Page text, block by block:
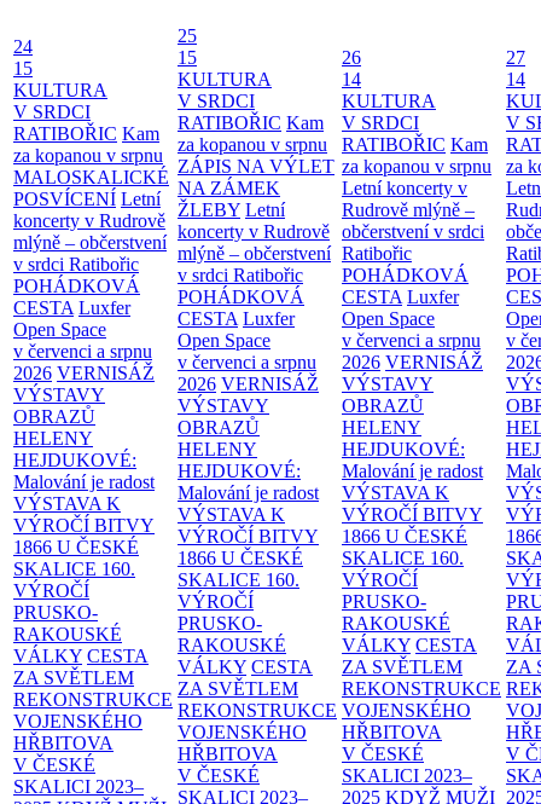
24
15
KULTURA
V SRDCI
RATIBOŘIC Kam
za kopanou v srpnu
MALOSKALICKÉ
POSVÍCENÍ Letní
koncerty v Rudrově
mlýně – občerstvení
v srdci Ratibořic
POHÁDKOVÁ
CESTA Luxfer
Open Space
v červenci a srpnu
2026 VERNISÁŽ
VÝSTAVY
OBRAZŮ
HELENY
HEJDUKOVÉ:
Malování je radost
VÝSTAVA K
VÝROČÍ BITVY
1866 U ČESKÉ
SKALICE 160.
VÝROČÍ
PRUSKO-
RAKOUSKÉ
VÁLKY CESTA
ZA SVĚTLEM
REKONSTRUKCE
VOJENSKÉHO
HŘBITOVA
V ČESKÉ
SKALICI 2023–
25
15
KULTURA
V SRDCI
RATIBOŘIC Kam
za kopanou v srpnu
ZÁPIS NA VÝLET
NA ZÁMEK
ŽLEBY Letní
koncerty v Rudrově
mlýně – občerstvení
v srdci Ratibořic
POHÁDKOVÁ
CESTA Luxfer
Open Space
v červenci a srpnu
2026 VERNISÁŽ
VÝSTAVY
OBRAZŮ
HELENY
HEJDUKOVÉ:
Malování je radost
VÝSTAVA K
VÝROČÍ BITVY
1866 U ČESKÉ
SKALICE 160.
VÝROČÍ
PRUSKO-
RAKOUSKÉ
VÁLKY CESTA
ZA SVĚTLEM
REKONSTRUKCE
VOJENSKÉHO
HŘBITOVA
V ČESKÉ
SKALICI 2023–
26
14
KULTURA
V SRDCI
RATIBOŘIC Kam
za kopanou v srpnu
Letní koncerty v
Rudrově mlýně –
občerstvení v srdci
Ratibořic
POHÁDKOVÁ
CESTA Luxfer
Open Space
v červenci a srpnu
2026 VERNISÁŽ
VÝSTAVY
OBRAZŮ
HELENY
HEJDUKOVÉ:
Malování je radost
VÝSTAVA K
VÝROČÍ BITVY
1866 U ČESKÉ
SKALICE 160.
VÝROČÍ
PRUSKO-
RAKOUSKÉ
VÁLKY CESTA
ZA SVĚTLEM
REKONSTRUKCE
VOJENSKÉHO
HŘBITOVA
V ČESKÉ
SKALICI 2023–
2025 KDYŽ MUŽI
27
14
V
za
v
ZA
V